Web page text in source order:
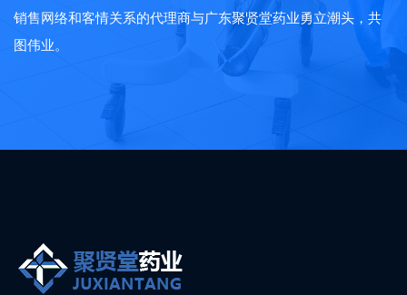
销售网络和客情关系的代理商与广东聚贤堂药业勇立潮头，共
图伟业。